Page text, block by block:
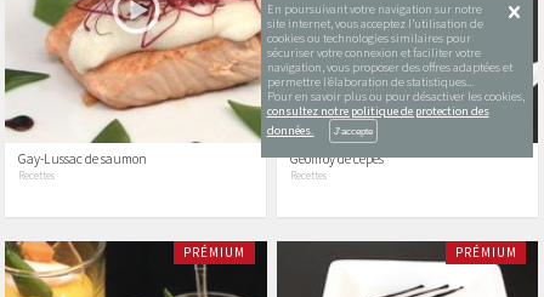
En poursuivant votre navigation sur notre
site internet, vous acceptez l’utilisation de
cookies ou technologies similaires pour
sécuriser votre connexion et faciliter votre
navigation, vous proposer des offres adaptées et
permettre l’élaboration de statistiques...
Pour en savoir plus ou pour désactiver les cookies,
consultez notre politique de protection des
données.
Gay-Lussac de saumon
Recettes
Geoffroy de cèpes
Recettes
PRÉMIUM PRÉMIUM